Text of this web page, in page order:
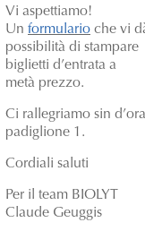
Vi aspettiamo!
Un formulario che vi
possibilità di stampare
biglietti d’entrata a
metà prezzo.
Ci rallegriamo sin
padiglione 1.
Cordiali saluti
Per il team BIOLYT
Claude Geuggis